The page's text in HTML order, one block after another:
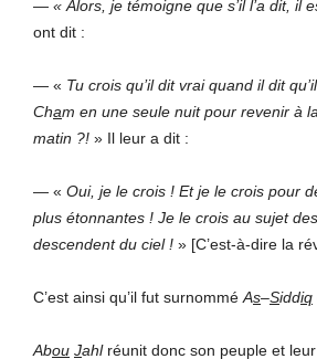
— « Alors, je témoigne que s’il l’a dit, il
ont dit :
— « Tu crois qu’il dit vrai quand il dit
Cham en une seule nuit pour revenir à
matin ?! » Il leur a dit :
— « Oui, je le crois ! Et je le crois pour
plus étonnantes ! Je le crois au sujet
descendent du ciel ! » [C’est-à-dire la
C’est ainsi qu’il fut surnomméAs–Siddiq
Abou Jahlréunit donc son peuple et